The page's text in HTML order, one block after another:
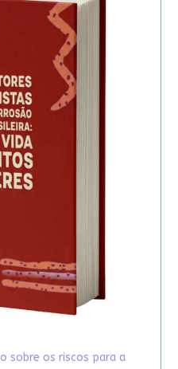
sobre os riscos para a